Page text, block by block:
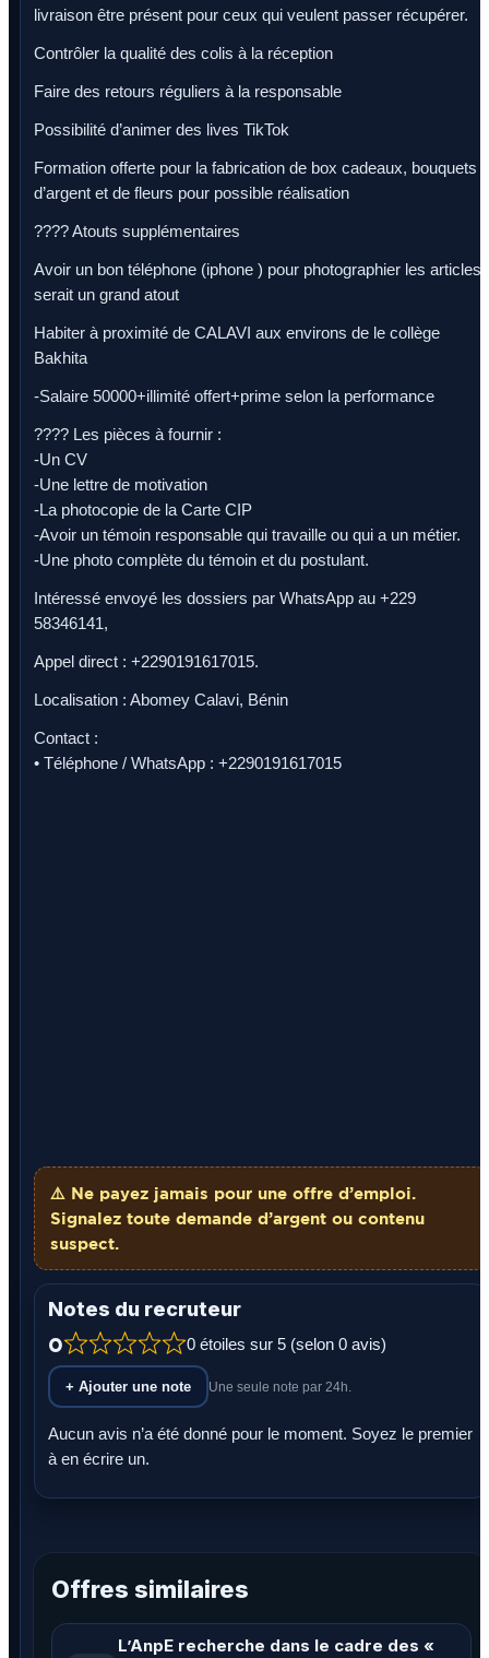
livraison être présent pour ceux qui veulent passer récupérer.
Contrôler la qualité des colis à la réception
Faire des retours réguliers à la responsable
Possibilité d’animer des lives TikTok
Formation offerte pour la fabrication de box cadeaux, bouquets
d’argent et de fleurs pour possible réalisation
???? Atouts supplémentaires
Avoir un bon téléphone (iphone ) pour photographier les articles
serait un grand atout
Habiter à proximité de CALAVI aux environs de le collège
Bakhita
-Salaire 50000+illimité offert+prime selon la performance
???? Les pièces à fournir :
-Un CV
-Une lettre de motivation
-La photocopie de la Carte CIP
-Avoir un témoin responsable qui travaille ou qui a un métier.
-Une photo complète du témoin et du postulant.
Intéressé envoyé les dossiers par WhatsApp au +229
58346141,
Appel direct : +2290191617015.
Localisation : Abomey Calavi, Bénin
Contact :
• Téléphone / WhatsApp : +2290191617015
⚠️ Ne payez jamais pour une offre d’emploi.
Signalez toute demande d’argent ou contenu
suspect.
Notes du recruteur
0 0 étoiles sur 5 (selon 0 avis)
+ Ajouter une note Une seule note par 24h.
Aucun avis n’a été donné pour le moment. Soyez le premier
à en écrire un.
Offres similaires
L’AnpE recherche dans le cadre des «